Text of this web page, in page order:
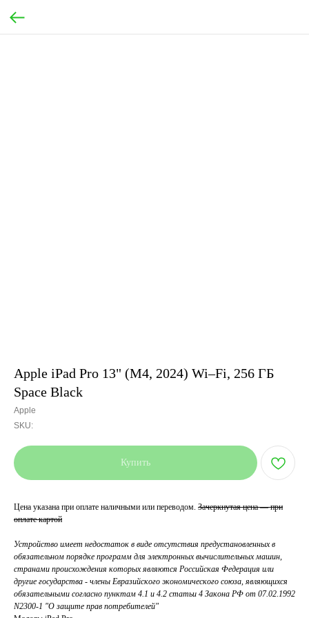
Apple iPad Pro 13" (M4, 2024) Wi–Fi, 256 ГБ
Space Black
Apple
SKU:
Купить
Цена указана при оплате наличными или переводом. Зачеркнутая цена — при
оплате картой
Устройство имеет недостаток в виде отсутствия предустановленных в
обязательном порядке программ для электронных вычислительных машин,
странами происхождения которых являются Российская Федерация или
другие государства - члены Евразийского экономического союза, являющихся
обязательными согласно пунктам 4.1 и 4.2 статьи 4 Закона РФ от 07.02.1992
N2300-1 "О защите прав потребителей"